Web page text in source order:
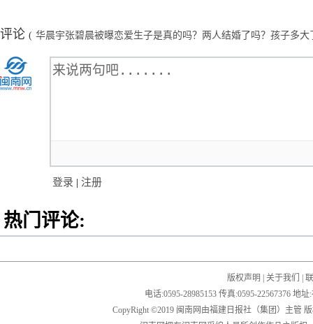
评论 ( 华晨宇张碧晨被曝恋爱生子是真的吗？两人结婚了吗？孩子多大
登录 | 注册
热门评论:
版权声明 关于我们
电话:0595-28985153 传真:0595-22567376 地
CopyRight ©2019 闽南网由福建日报社（集团）主管